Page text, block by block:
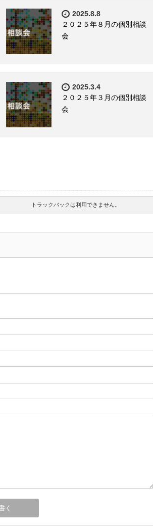
2025.8.8
２０２５年８月の個別相談
会
2025.3.4
２０２５年３月の個別相談
会
トラックバックは利用できません。